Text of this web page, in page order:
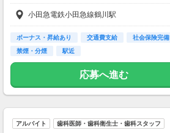
■各種手当
・時間外手当
・住居手当
■昇給あり
年2回/実績基準内賃金3.2ヵ月(7月・12月)
一部支給
小田急電鉄小田急線鶴川駅
ボーナス・昇給あり 交通費支給 社会保険完備
禁煙・分煙
駅近
応募へ進む
アルバイト 歯科医師・歯科衛生士・歯科スタッフ